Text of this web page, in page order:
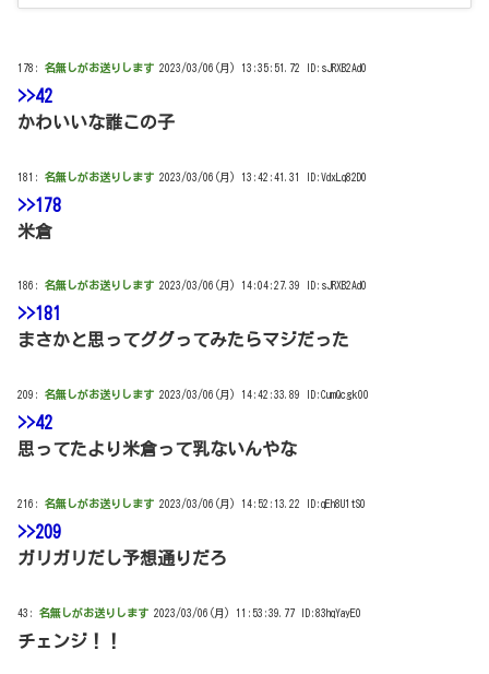
178: 名無しがお送りします 2023/03/06(月) 13:35:51.72 ID:sJRXB2Ad0
>>42
かわいいな誰この子
181: 名無しがお送りします 2023/03/06(月) 13:42:41.31 ID:VdxLq82D0
>>178
米倉
186: 名無しがお送りします 2023/03/06(月) 14:04:27.39 ID:sJRXB2Ad0
>>181
まさかと思ってググってみたらマジだった
209: 名無しがお送りします 2023/03/06(月) 14:42:33.89 ID:CumQcgk00
>>42
思ってたより米倉って乳ないんやな
216: 名無しがお送りします 2023/03/06(月) 14:52:13.22 ID:qEh8U1tS0
>>209
ガリガリだし予想通りだろ
43: 名無しがお送りします 2023/03/06(月) 11:53:39.77 ID:83hqYayE0
チェンジ！！